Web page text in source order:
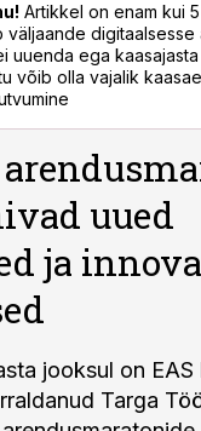
Artikkel on enam kui
väljaande digitaalsesse
uuenda ega
võib olla vajalik
uued
ja
jooksul on
Targa